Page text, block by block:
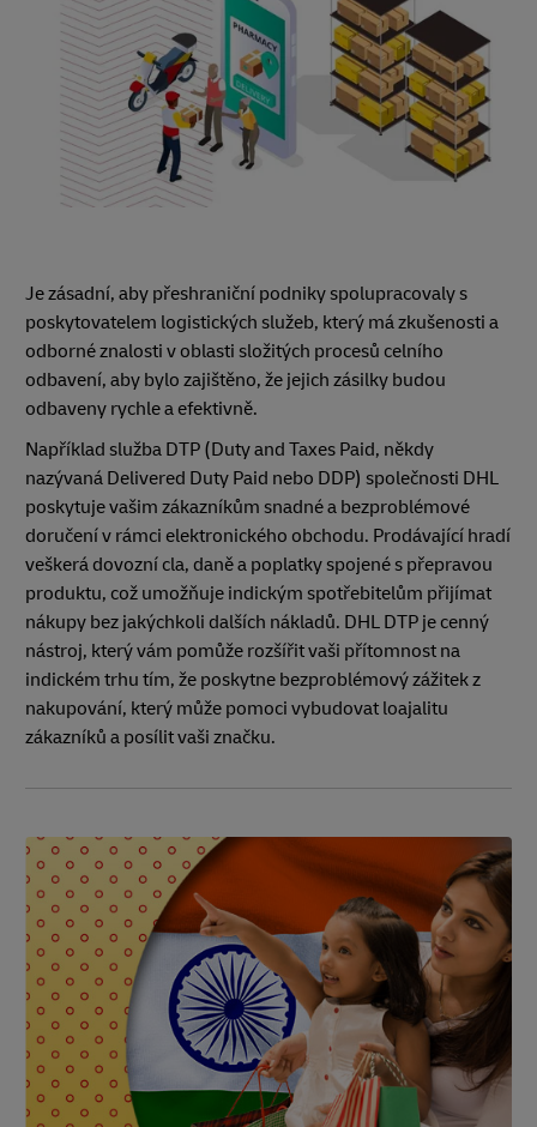
Je zásadní, aby přeshraniční podniky spolupracovaly s
poskytovatelem logistických služeb, který má zkušenosti a
odborné znalosti v oblasti složitých procesů celního
odbavení, aby bylo zajištěno, že jejich zásilky budou
odbaveny rychle a efektivně.
Například služba DTP (Duty and Taxes Paid, někdy
nazývaná Delivered Duty Paid nebo DDP) společnosti DHL
poskytuje vašim zákazníkům snadné a bezproblémové
doručení v rámci elektronického obchodu. Prodávající hradí
veškerá dovozní cla, daně a poplatky spojené s přepravou
produktu, což umožňuje indickým spotřebitelům přijímat
nákupy bez jakýchkoli dalších nákladů. DHL DTP je cenný
nástroj, který vám pomůže rozšířit vaši přítomnost na
indickém trhu tím, že poskytne bezproblémový zážitek z
nakupování, který může pomoci vybudovat loajalitu
zákazníků a posílit vaši značku.